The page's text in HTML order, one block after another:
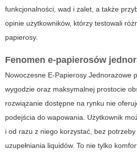
funkcjonalności, wad i zalet, a także
opinie użytkowników, którzy testowali
papierosy.
Fenomen e-papierosów
Nowoczesne E-Papierosy Jednorazowe
wygodzie oraz maksymalnej prostocie
rozwiązanie dostępne na rynku nie
podejścia do wapowania. Użytkownik
i od razu z niego korzystać, bez potrzeby
uzupełniania liquidów. To nie tylko